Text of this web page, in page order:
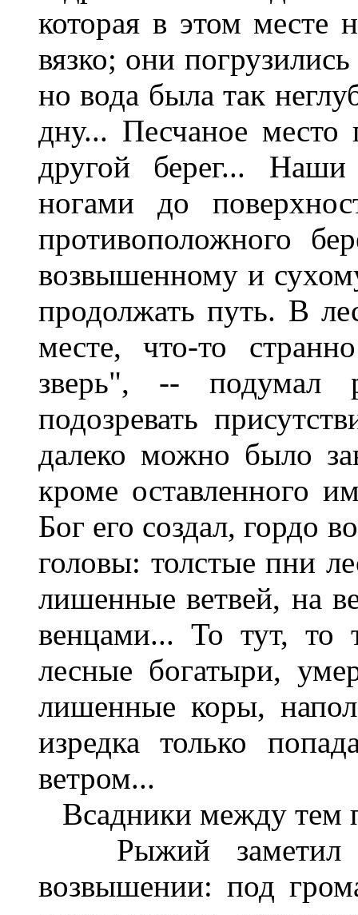
которая в этом месте
вязко; они
но вода была так
дну... Песчаное
другой берег... Наши
ногами до
противоположного
возвышенному и
продолжать путь. В
месте, что-то
зверь", -- подумал
подозревать
далеко можно было
кроме оставленного
Бог его создал, гордо
головы: толстые пни
лишенные ветвей, на
венцами... То тут, то
лесные богатыри,
лишенные коры,
изредка только
ветром...
Всадники между тем
Рыжий заметил
возвышении: под